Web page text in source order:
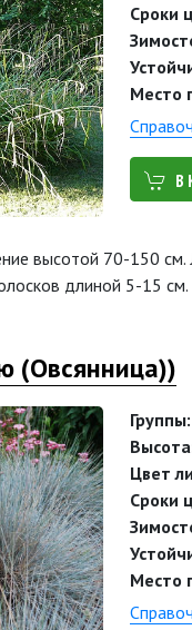
Cроки
Место
В
высотой 70-150
длиной 5-15
(Овсянница))
Группы:
Цвет
Cроки
Место